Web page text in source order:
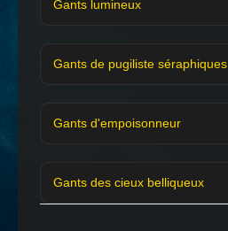
Gants lumineux
Gants de pugiliste séraphiques
Gants d'empoisonneur
Gants des cieux belliqueux